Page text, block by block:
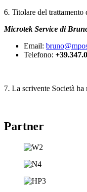
6. Titolare del trattamento
Microtek Service di
Email:
Telefono:
7. La scrivente Società ha
Partner